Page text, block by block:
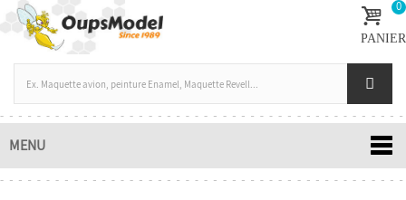
0
PANIER
MENU